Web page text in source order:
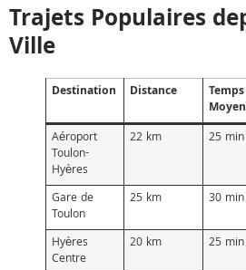
Trajets Populaires
Ville
Destination Distance
Temps
Moyen
Aéroport
Toulon-
Hyères
22 km 25 min
Gare de
Toulon
25 km 30 min
Hyères
Centre
20 km 25 min